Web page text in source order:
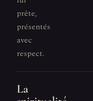
prête,
présentés
avec
respect.
La